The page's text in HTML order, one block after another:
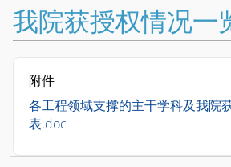
我院获授权情况一
附件
各工程领域支撑的主干学科及我院
表.doc